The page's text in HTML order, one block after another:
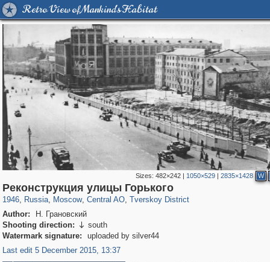
Retro View of Mankind's Habitat
Sizes:482×242 | 1050×529 |2835×1428 W
Реконструкция улицы Горького
1946, Russia
1,406,488 29,243
, Moscow
319,780 8,286
, Central AO
159,978 5,916
, Tverskoy District
53,034 2,283
Author:
Н. Грановский
Shooting direction:  south
Watermark signature:
uploaded by silver44
Last edit 5 December 2015, 13:37